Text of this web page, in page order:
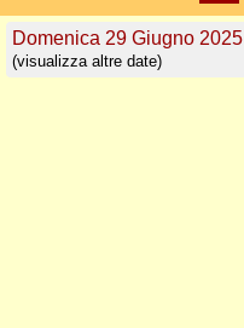
Domenica 29 Giugno 2025
(visualizza altre date)